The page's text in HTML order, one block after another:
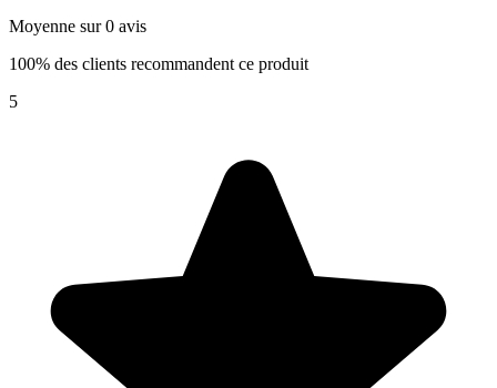
Moyenne sur 0 avis
100% des clients recommandent ce produit
5